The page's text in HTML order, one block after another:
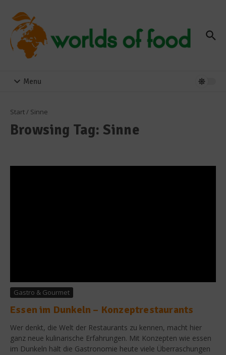
Menu
Start/ Sinne
Browsing Tag: Sinne
Gastro & Gourmet
Essen im Dunkeln – Konzeptrestaurants
Wer denkt, die Welt der Restaurants zu kennen, macht hier
ganz neue kulinarische Erfahrungen. Mit Konzepten wie essen
im Dunkeln hält die Gastronomie heute viele Überraschungen